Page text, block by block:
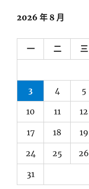
2026 年 8 月
一 二 三
3 4 5
10 11 12
17 18 19
24 25 26
31